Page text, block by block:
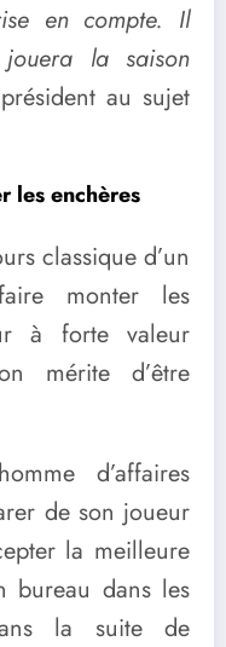
en compte. Il
la saison
au sujet
les enchères
classique d’un
monter les
à forte valeur
mérite d’être
d’affaires
de son joueur
la meilleure
bureau dans les
la suite de